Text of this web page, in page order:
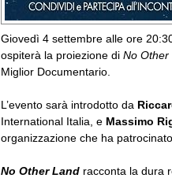
Giovedì 4 settembre alle ore
ospiterà la proiezione di No Other
Miglior Documentario.
L’evento sarà introdotto da
International Italia, e Massimo
organizzazione che ha
No Other Land racconta la dura